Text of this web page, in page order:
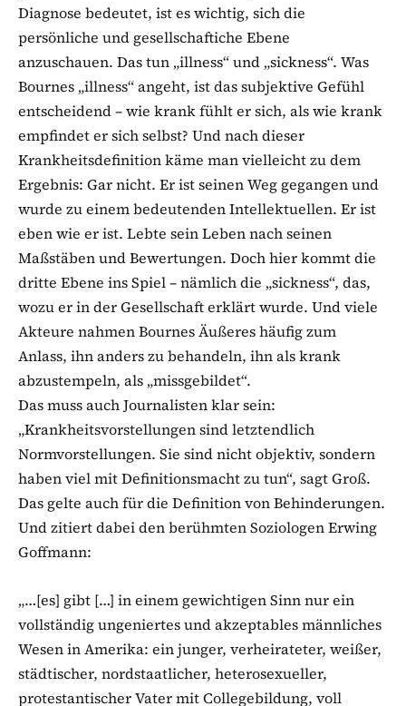
Diagnose bedeutet, ist es wichtig, sich die
persönliche und gesellschaftiche Ebene
anzuschauen. Das tun „illness“ und „sickness“. Was
Bournes „illness“ angeht, ist das subjektive Gefühl
entscheidend – wie krank fühlt er sich, als wie krank
empfindet er sich selbst? Und nach dieser
Krankheitsdefinition käme man vielleicht zu dem
Ergebnis: Gar nicht. Er ist seinen Weg gegangen und
wurde zu einem bedeutenden Intellektuellen. Er ist
eben wie er ist. Lebte sein Leben nach seinen
Maßstäben und Bewertungen. Doch hier kommt die
dritte Ebene ins Spiel – nämlich die „sickness“, das,
wozu er in der Gesellschaft erklärt wurde. Und viele
Akteure nahmen Bournes Äußeres häufig zum
Anlass, ihn anders zu behandeln, ihn als krank
abzustempeln, als „missgebildet“.
Das muss auch Journalisten klar sein:
„Krankheitsvorstellungen sind letztendlich
Normvorstellungen. Sie sind nicht objektiv, sondern
haben viel mit Definitionsmacht zu tun“, sagt Groß.
Das gelte auch für die Definition von Behinderungen.
Und zitiert dabei den berühmten Soziologen Erwing
Goffmann:
„…[es] gibt […] in einem gewichtigen Sinn nur ein
vollständig ungeniertes und akzeptables männliches
Wesen in Amerika: ein junger, verheirateter, weißer,
städtischer, nordstaatlicher, heterosexueller,
protestantischer Vater mit Collegebildung, voll